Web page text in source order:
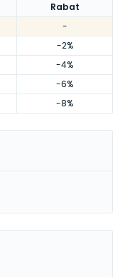
Rabat
-
-2%
-4%
-6%
-8%